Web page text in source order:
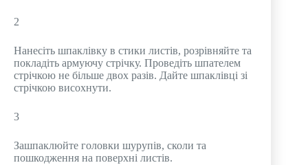
2
Нанесіть шпаклівку в стики листів, розрівняйте та
покладіть армуючу стрічку. Проведіть шпателем
стрічкою не більше двох разів. Дайте шпаклівці зі
стрічкою висохнути.
3
Зашпаклюйте головки шурупів, сколи та
пошкодження на поверхні листів.